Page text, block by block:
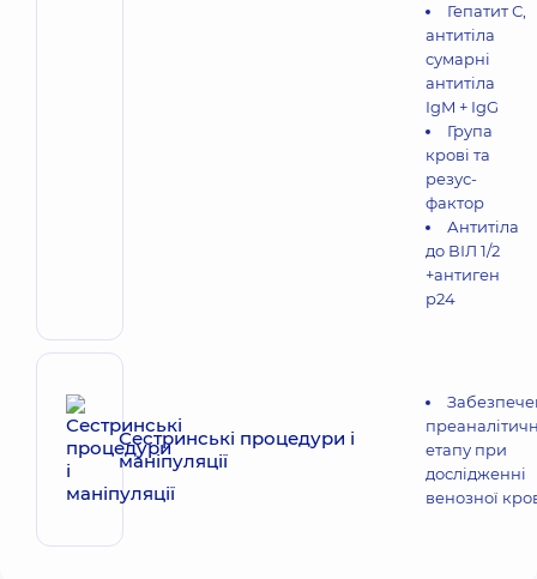
Гепатит С,
антитіла
сумарні
антитіла
IgM + IgG
Група
крові та
резус-
фактор
Антитіла
до ВІЛ 1/2
+антиген
р24
Сестринські процедури і
маніпуляції
етапу при
дослідженні
венозної